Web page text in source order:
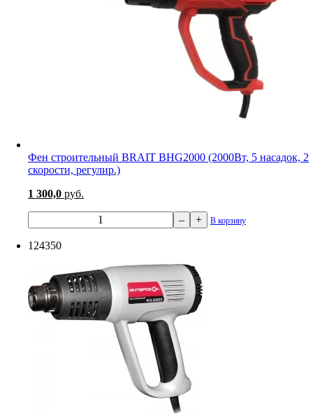
Фен строительный BRAIT BHG2000 (2000Вт, 5 насадок, 2
скорости, регулир.)
1 300,0 руб.
– + В корзину
124350